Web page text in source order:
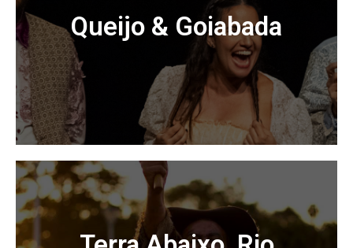
definitivo para as coisas e começa suas viagens...
Acessar
Queijo & Goiabada
Partindo do clássico “Romeu e Julieta”, de William
Shakespeare, e de canções de cunho romântico do
“rei” Roberto Carlos, num ir e vir entre a história de